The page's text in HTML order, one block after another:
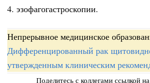
4. эзофагогастроскопии.
Непрерывное медицинское
Дифференцированный рак
утвержденным клиническим
Поделитесь с коллегами ссылкой